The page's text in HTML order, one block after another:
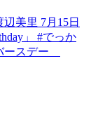
美里 7月15日
」 #でっか
ースデー